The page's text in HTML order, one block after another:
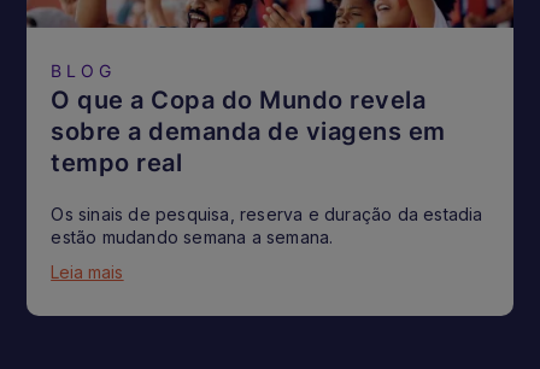
BLOG
O que a Copa do Mundo revela
sobre a demanda de viagens em
tempo real
Os sinais de pesquisa, reserva e duração da estadia
estão mudando semana a semana.
Leia mais